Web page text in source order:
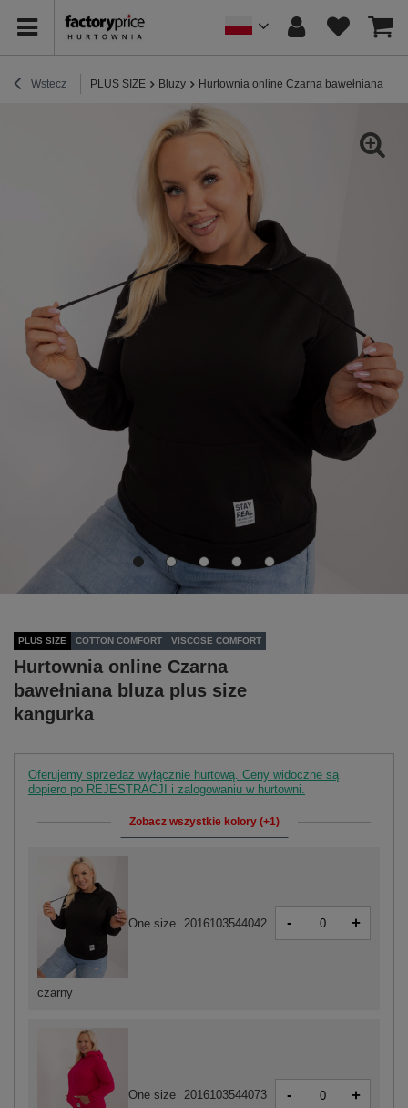
Wstecz PLUS SIZE Bluzy Hurtownia online Czarna bawełniana
PLUS SIZE COTTON COMFORT VISCOSE COMFORT
Hurtownia online Czarna
bawełniana bluza plus size
kangurka
Oferujemy sprzedaż wyłącznie hurtową. Ceny widoczne są
dopiero po REJESTRACJI i zalogowaniu w hurtowni.
Zobacz wszystkie kolory (+1)
czarny
One size 2016103544042 - +
One size 2016103544073 - +